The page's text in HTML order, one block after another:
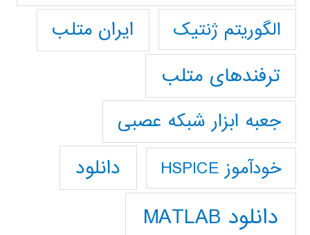
الگوریتم ژنتیک
ایران متلب
ترفندهای متلب
جعبه ابزار شبکه عصبی
خودآموز HSPICE دانلود
دانلود MATLAB